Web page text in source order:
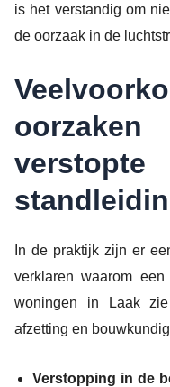
is het verstandig om
de oorzaak in de
In de praktijk zijn er
verklaren waarom
woningen in Laak
afzetting en
Verstopping in de